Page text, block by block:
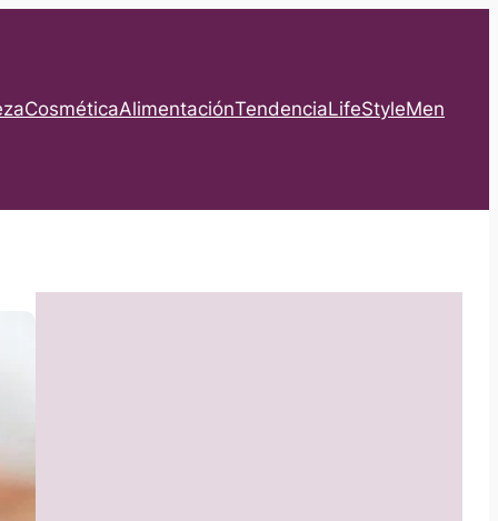
CosméticaAlimentaciónTendenciaLifeStyleMen